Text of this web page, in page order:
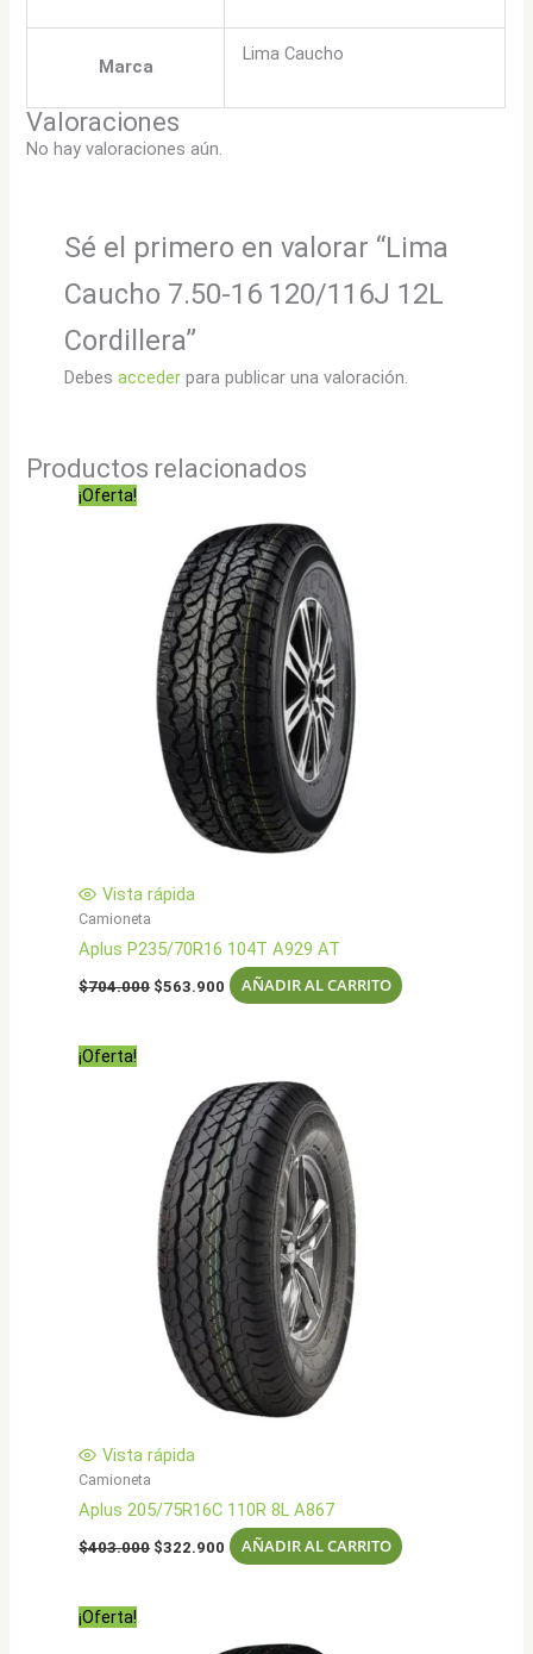
Marca
Lima Caucho
Valoraciones
No hay valoraciones aún.
Sé el primero en valorar “Lima
Caucho 7.50-16 120/116J 12L
Cordillera”
Debes accederpara publicar una valoración.
Productos relacionados
¡Oferta!
Vista rápida
Camioneta
Aplus P235/70R16 104T A929 AT
$704.000 El
$563.900 El
precio
AÑADIR AL CARRITO
¡Oferta!
Vista rápida
Camioneta
Aplus 205/75R16C 110R 8L A867
$403.000 El
$322.900 El
precio
AÑADIR AL CARRITO
¡Oferta!